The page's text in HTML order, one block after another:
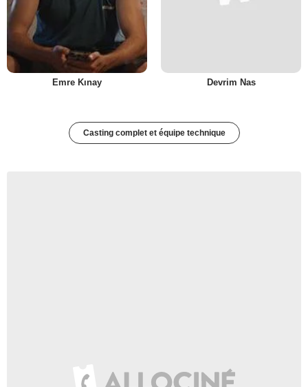
Emre Kınay Devrim Nas
Casting complet et équipe technique